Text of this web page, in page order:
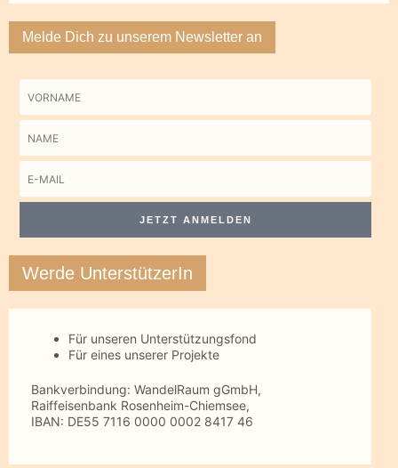
Melde Dich zu unserem Newsletter an
Vorname
Name
E-
Mail
JETZT ANMELDEN
Werde UnterstützerIn
Für unseren Unterstützungsfond
Für eines unserer Projekte
Bankverbindung: WandelRaum gGmbH,
Raiffeisenbank Rosenheim-Chiemsee,
IBAN: DE55 7116 0000 0002 8417 46